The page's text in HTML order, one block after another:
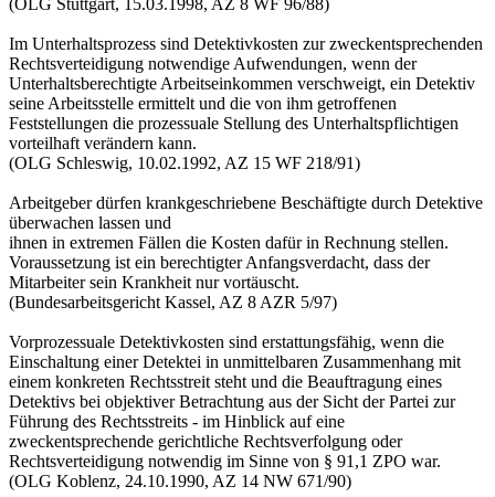
(OLG Stuttgart, 15.03.1998, AZ 8 WF 96/88)
Im Unterhaltsprozess sind Detektivkosten zur zweckentsprechenden
Rechtsverteidigung notwendige Aufwendungen, wenn der
Unterhaltsberechtigte Arbeitseinkommen verschweigt, ein Detektiv
seine Arbeitsstelle ermittelt und die von ihm getroffenen
Feststellungen die prozessuale Stellung des Unterhaltspflichtigen
vorteilhaft verändern kann.
(OLG Schleswig, 10.02.1992, AZ 15 WF 218/91)
Arbeitgeber dürfen krankgeschriebene Beschäftigte durch Detektive
überwachen lassen und
ihnen in extremen Fällen die Kosten dafür in Rechnung stellen.
Voraussetzung ist ein berechtigter Anfangsverdacht, dass der
Mitarbeiter sein Krankheit nur vortäuscht.
(Bundesarbeitsgericht Kassel, AZ 8 AZR 5/97)
Vorprozessuale Detektivkosten sind erstattungsfähig, wenn die
Einschaltung einer Detektei in unmittelbaren Zusammenhang mit
einem konkreten Rechtsstreit steht und die Beauftragung eines
Detektivs bei objektiver Betrachtung aus der Sicht der Partei zur
Führung des Rechtsstreits - im Hinblick auf eine
zweckentsprechende gerichtliche Rechtsverfolgung oder
Rechtsverteidigung notwendig im Sinne von § 91,1 ZPO war.
(OLG Koblenz, 24.10.1990, AZ 14 NW 671/90)